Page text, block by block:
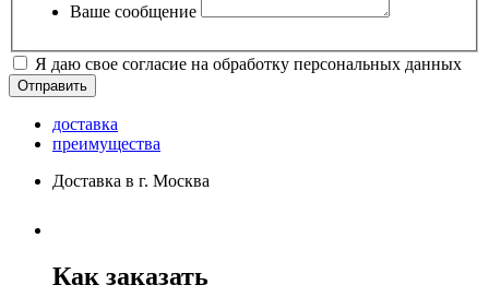
Ваше сообщение
Я даю свое согласие на обработку персональных данных
доставка
преимущества
Доставка в г. Москва
Как заказать